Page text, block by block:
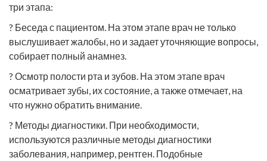
три этапа:
? Беседа с пациентом. На этом этапе врач не только
выслушивает жалобы, но и задает уточняющие вопросы,
собирает полный анамнез.
? Осмотр полости рта и зубов. На этом этапе врач
осматривает зубы, их состояние, а также отмечает, на
что нужно обратить внимание.
? Методы диагностики. При необходимости,
используются различные методы диагностики
заболевания, например, рентген. Подобные